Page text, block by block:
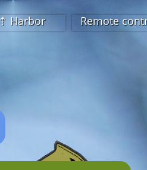
⇡ Harbor Remote